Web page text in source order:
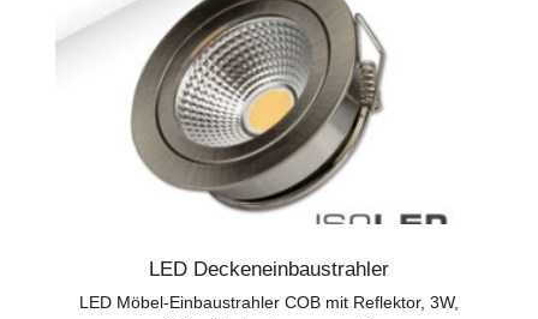
LED Deckeneinbaustrahler
LED Möbel-Einbaustrahler COB mit Reflektor, 3W,